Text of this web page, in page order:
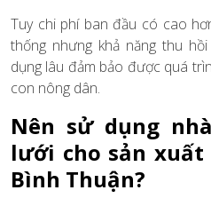
Tuy chi phí ban đầu có cao
thống nhưng khả năng thu
dụng lâu đảm bảo được quá
con nông dân.
Nên sử dụng
lưới cho sản
Bình Thuận?